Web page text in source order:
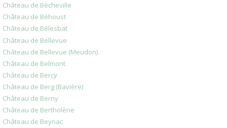
Château de Bècheville
Château de Béhoust
Château de Bélesbat
Château de Bellevue
Château de Bellevue (Meudon)
Château de Belmont
Château de Bercy
Château de Berg (Bavière)
Château de Berny
Château de Bertholène
Château de Beynac